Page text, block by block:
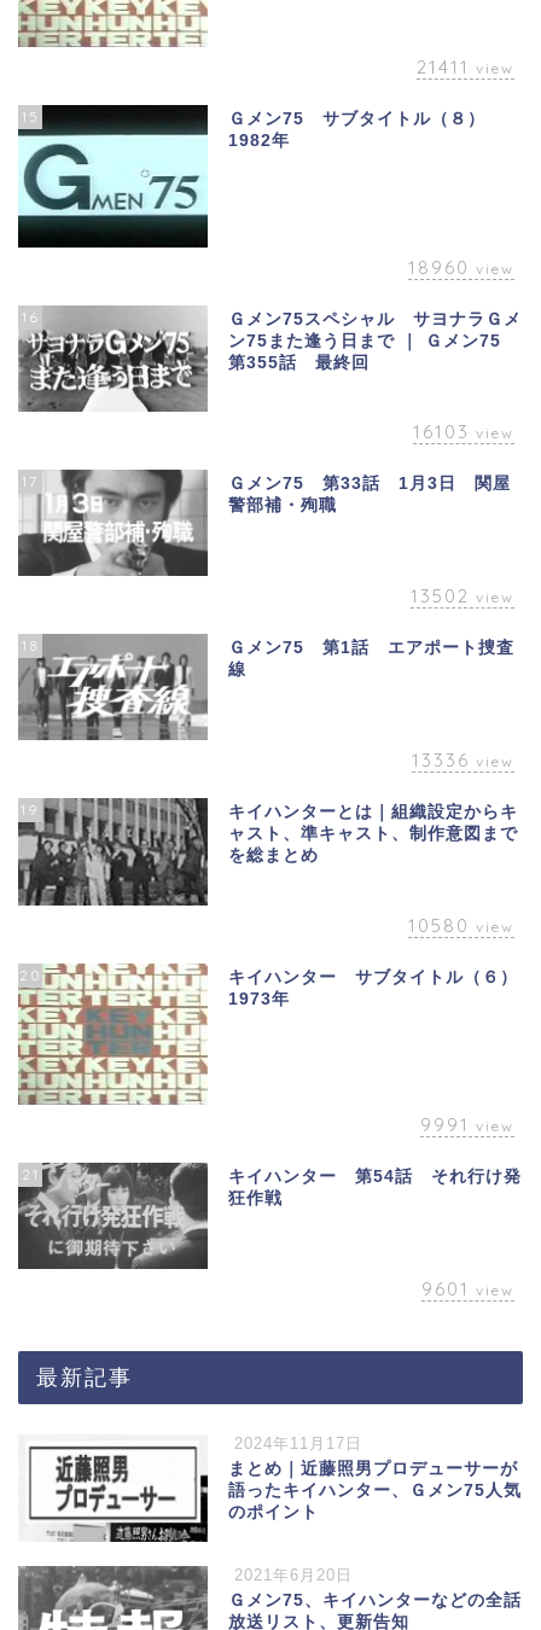
21411 view
15
Ｇメン75 サブタイトル（８）
1982年
18960 view
16
Ｇメン75スペシャル サヨナラＧメ
ン75また逢う日まで ｜ Ｇメン75
第355話 最終回
16103 view
17
Ｇメン75 第33話 1月3日 関屋
警部補・殉職
13502 view
18
Ｇメン75 第1話 エアポート捜査
線
13336 view
19
キイハンターとは｜組織設定からキ
ャスト、準キャスト、制作意図まで
を総まとめ
10580 view
20
キイハンター サブタイトル（６）
1973年
9991 view
21
キイハンター 第54話 それ行け発
狂作戦
9601 view
最新記事
2024年11月17日
まとめ｜近藤照男プロデューサーが
語ったキイハンター、Ｇメン75人気
のポイント
2021年6月20日
Ｇメン75、キイハンターなどの全話
放送リスト、更新告知